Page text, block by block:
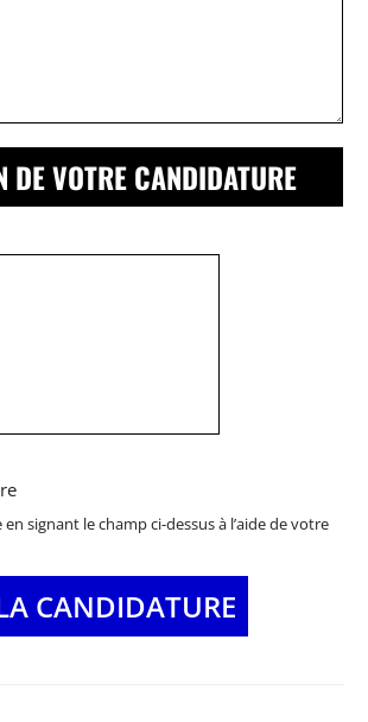
DE VOTRE CANDIDATURE
signant le champ ci-dessus à l’aide de votre
CANDIDATURE